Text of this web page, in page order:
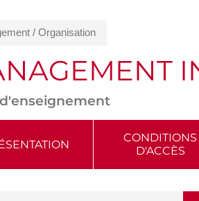
/ Organisation
CONDITIONS
D'ACCÈS